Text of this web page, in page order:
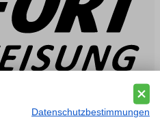
Datenschutzbestimmungen